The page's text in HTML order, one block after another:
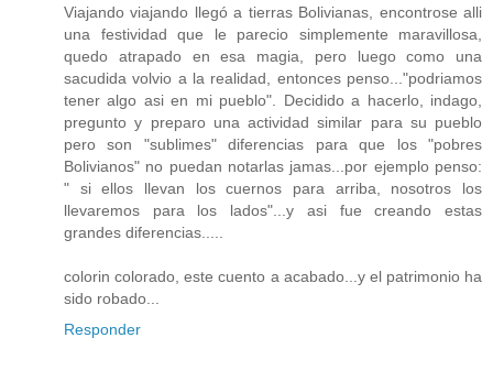
Viajando viajando llegó a tierras Bolivianas, encontrose alli
una festividad que le parecio simplemente maravillosa,
quedo atrapado en esa magia, pero luego como una
sacudida volvio a la realidad, entonces penso..."podriamos
tener algo asi en mi pueblo". Decidido a hacerlo, indago,
pregunto y preparo una actividad similar para su pueblo
pero son "sublimes" diferencias para que los "pobres
Bolivianos" no puedan notarlas jamas...por ejemplo penso:
" si ellos llevan los cuernos para arriba, nosotros los
llevaremos para los lados"...y asi fue creando estas
grandes diferencias.....
colorin colorado, este cuento a acabado...y el patrimonio ha
sido robado...
Responder